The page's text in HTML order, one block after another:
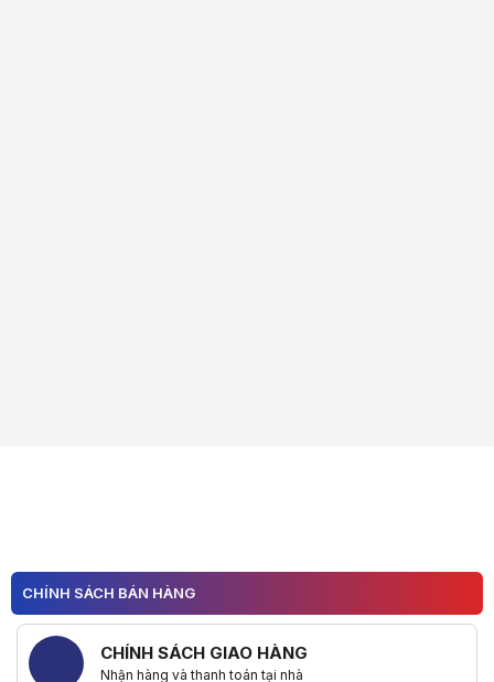
CHÍNH SÁCH BÁN HÀNG
CHÍNH SÁCH GIAO HÀNG
Nhận hàng và thanh toán tại nhà